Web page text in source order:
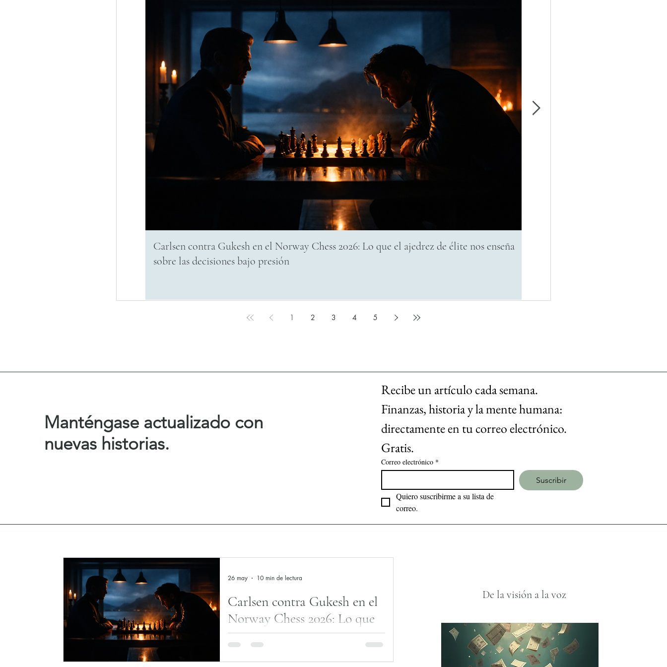
Carlsen contra Gukesh en el Norway Chess 2026: Lo que el ajedrez de élite nos enseña
sobre las decisiones bajo presión
1 2 3 4 5
Manténgase actualizado con
nuevas historias.
Recibe un artículo cada semana.
Finanzas, historia y la mente humana:
directamente en tu correo electrónico.
Gratis.
Correo electrónico *
Suscribir
Quiero suscribirme a su lista de
correo.
Carlsen contra Gukesh en el
Norway Chess 2026: Lo que
el ajedrez de élite nos enseña
sobre las decisiones bajo
26 may 10 min de lectura
De la visión a la voz